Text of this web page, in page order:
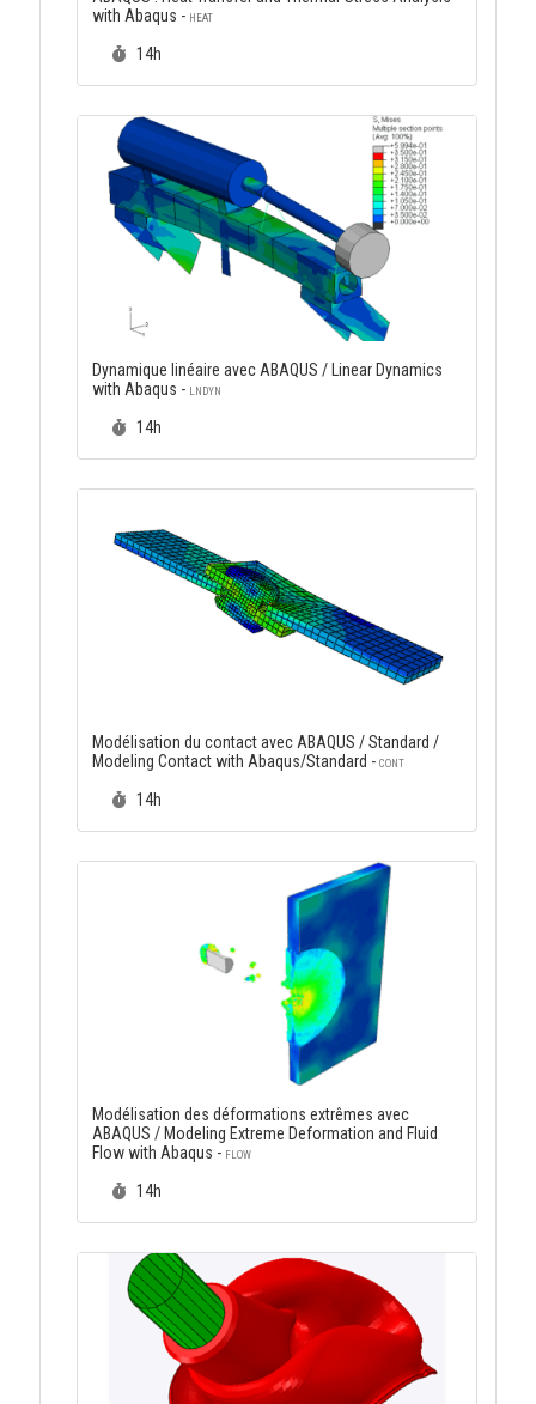
with Abaqus - HEAT
Durée :
14h
Dynamique linéaire avec ABAQUS / Linear Dynamics
with Abaqus -
LNDYN
Durée :
14h
Modélisation du contact avec ABAQUS / Standard /
Modeling Contact with Abaqus/Standard - CONT
Durée :
14h
Modélisation des déformations extrêmes avec
ABAQUS / Modeling Extreme Deformation and Fluid
Flow with Abaqus - FLOW
Durée :
14h